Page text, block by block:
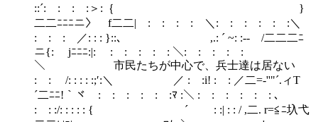
::´: : : :＞:｛ }
二二ﾆﾆﾆニ〉 f二二| : : : : ＼: : : : : :＼
: : : ／: : : }::､ ,.: ´ ~: :‐- /二二二ﾆ
ニ{: jﾆﾆﾆ:|: : : : : : ＼: : : : :
＼ 市民たちが中心で、兵士達は居ない
: : /: : : : :;′:＼ ／ : :i! : : ／二=-''"´.ィT
´二ﾆﾆ!｀ヾ : : : : : :ﾏ :＼ : : : : : : 、
: : :/: : : : : { ´ : :| : : / ,二. r=≦ﾆ圦弋